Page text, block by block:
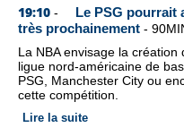
19:10 -
Le PSG pourrait
très prochainement -
La NBA envisage la
ligue nord-américaine de
PSG, Manchester City ou
cette compétition.
Lire la suite